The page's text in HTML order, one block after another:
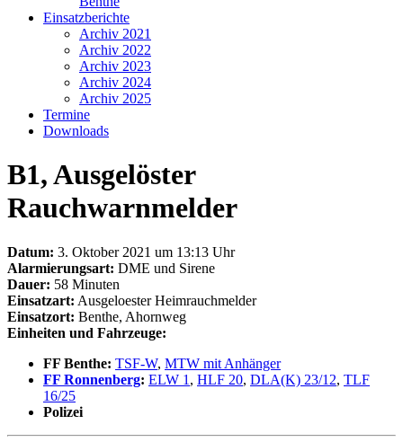
Einsatzberichte
Archiv 2021
Archiv 2022
Archiv 2023
Archiv 2024
Archiv 2025
Termine
Downloads
B1, Ausgelöster
Rauchwarnmelder
Datum: 3. Oktober 2021 um 13:13 Uhr
Alarmierungsart: DME und Sirene
Dauer: 58 Minuten
Einsatzart: Ausgeloester Heimrauchmelder
Einsatzort: Benthe, Ahornweg
Einheiten und Fahrzeuge:
FF Benthe: TSF-W, MTW mit Anhänger
FF Ronnenberg: ELW 1 , HLF 20, DLA(K) 23/12, TLF
16/25
Polizei